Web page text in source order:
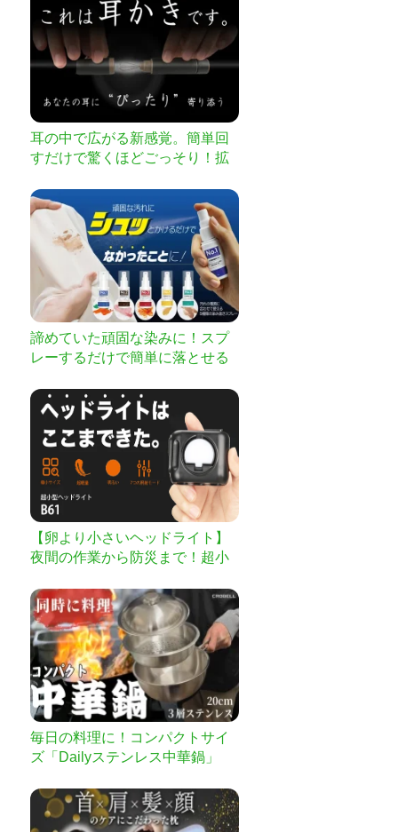
耳の中で広がる新感覚。簡単回
すだけで驚くほどごっそり！拡
諦めていた頑固な染みに！スプ
レーするだけで簡単に落とせる
【卵より小さいヘッドライト】
夜間の作業から防災まで！超小
毎日の料理に！コンパクトサイ
ズ「Dailyステンレス中華鍋」